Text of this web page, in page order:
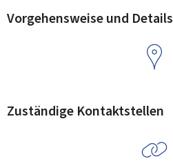
Vorgehensweise und Details
Zuständige Kontaktstellen